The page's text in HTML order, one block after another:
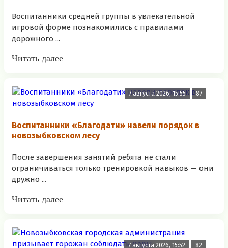
Воспитанники средней группы в увлекательной
игровой форме познакомились с правилами
дорожного ...
Читать далее
7 августа 2026, 15:55 87
Воспитанники «Благодати» навели порядок в
новозыбковском лесу
После завершения занятий ребята не стали
ограничиваться только тренировкой навыков — они
дружно ...
Читать далее
7 августа 2026, 15:52 82